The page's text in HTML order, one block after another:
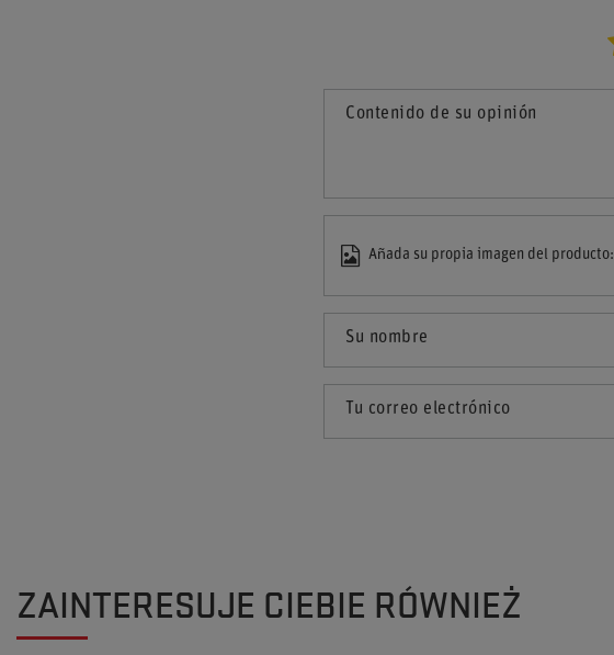
Contenido de su opinión
Añada su propia imagen del producto:
Su nombre
Tu correo electrónico
ZAINTERESUJE CIEBIE RÓWNIEŻ